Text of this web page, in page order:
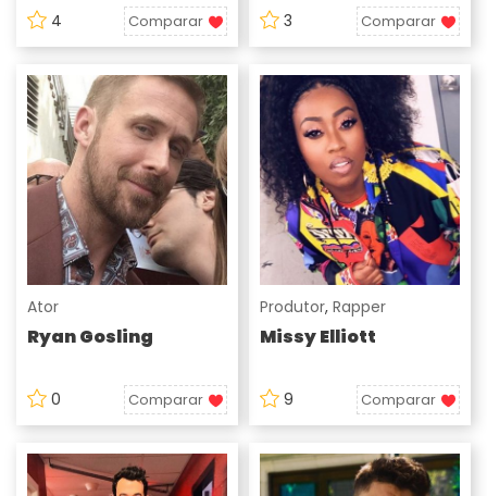
4 Comparar 3 Comparar
Ator
Ryan Gosling
0 Comparar
Produtor, Rapper
Missy Elliott
9 Comparar